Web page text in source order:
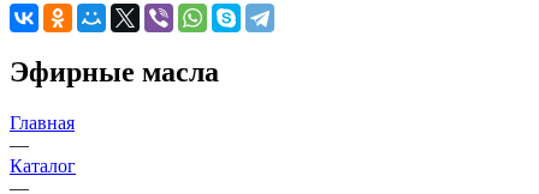
Эфирные масла
Главная
—
Каталог
—